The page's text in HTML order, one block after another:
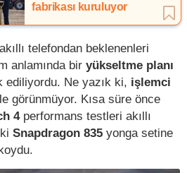
fabrikası kuruluyor
telefondan beklenenleri
anlamında bir yükseltme planı
ediliyordu. Ne yazık ki, işlemci
görünmüyor. Kısa süre önce
4performans testleri akıllı
Snapdragon 835 yonga setine